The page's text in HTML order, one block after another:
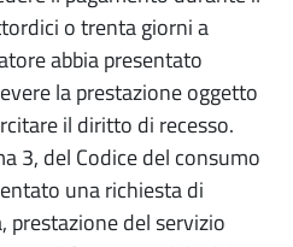
o trenta giorni a
abbia presentato
la prestazione oggetto
il diritto di recesso.
3, del Codice del consumo
una richiesta di
del servizio